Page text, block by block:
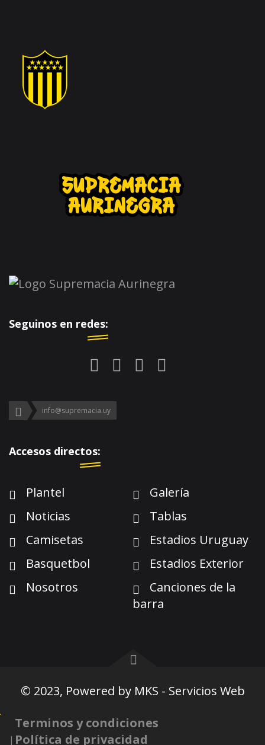
Seguinos en redes:
info@supremacia.uy
Accesos directos:
Plantel
Galería
Noticias
Tablas
Camisetas
Estadios Uruguay
Basquetbol
Estadios Exterior
Nosotros
Canciones de la
barra
© 2023, Powered by MKS - Servicios Web
Terminos y condiciones
Política de privacidad